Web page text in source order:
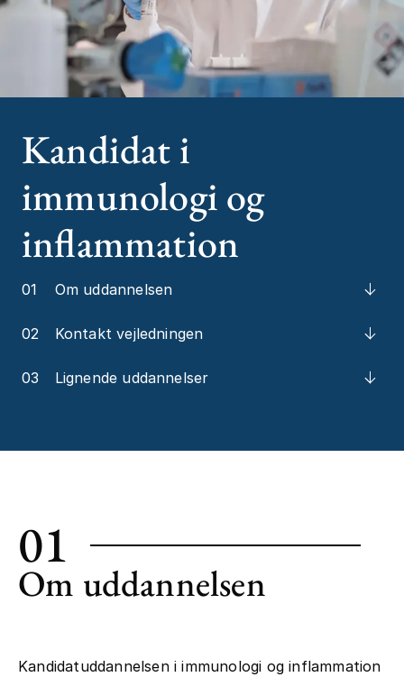
Kandidat i
immunologi og
inflammation
01 Om uddannelsen
02 Kontakt vejledningen
03 Lignende uddannelser
01
Om uddannelsen
Kandidatuddannelsen i immunologi og inflammation